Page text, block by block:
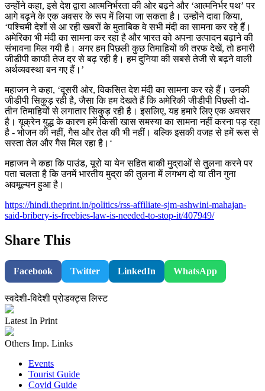
उन्होंने कहा, इसे देश द्वारा आत्मनिर्भरता की ओर बढ़ने और ‘आत्मनिर्भर पथ’ पर
आगे बढ़ने के एक अवसर के रूप में लिया जा सकता है। उन्होंने दावा किया,
‘पश्चिमी देशों से आ रही खबरों के मुताबिक वे सभी मंदी का सामना कर रहे हैं।
अमेरिका भी मंदी का सामना कर रहा है और भारत को अपना उत्पादन बढ़ाने की
संभावना मिल गयी है। अगर हम पिछली कुछ तिमाहियों की तरफ देखें, तो हमारी
जीडीपी काफी तेज दर से बढ़ रही है। हम दुनिया की सबसे तेजी से बढ़ने वाली
अर्थव्यवस्था बन गए हैं।’
महाजन ने कहा, ‘दूसरी ओर, विकसित देश मंदी का सामना कर रहे हैं। उनकी
जीडीपी सिकुड़ रही है, जैसा कि हम देखते हैं कि अमेरिकी जीडीपी पिछली दो-
तीन तिमाहियों से लगातार सिकुड़ रही है। इसलिए, यह हमारे लिए एक अवसर
है। यूक्रेन युद्ध के कारण हमें किसी खास समस्या का सामना नहीं करना पड़ रहा
है - भोजन की नहीं, गैस और तेल की भी नहीं। बल्कि इसकी वजह से हमें रूस से
सस्ता तेल और गैस मिल रहा है।‘
महाजन ने कहा कि पाउंड, यूरो या येन सहित बाकी मुद्राओं से तुलना करने पर
पता चलता है कि उनमें भारतीय मुद्रा की तुलना में लगभग दो या तीन गुना
अवमूल्यन हुआ है।
https://hindi.theprint.in/politics/rss-affiliate-sjm-ashwini-mahajan-
said-bribery-is-freebies-law-is-needed-to-stop-it/407949/
Share This
Facebook Twitter LinkedIn WhatsApp
स्वदेशी-विदेशी प्रोडक्ट्स लिस्ट
Latest In Print
Others Imp. Links
Events
Tourist Guide
Covid Guide